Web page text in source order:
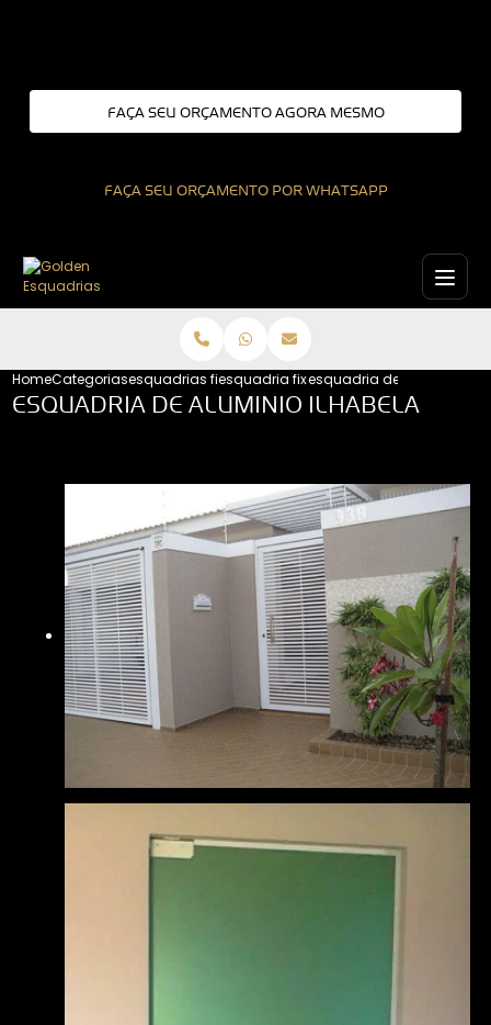
FAÇA SEU ORÇAMENTO AGORA MESMO
FAÇA SEU ORÇAMENTO POR WHATSAPP
HomeCategoriasesquadrias fixasesquadria fixa sao paulo
esquadria de aluminio
ESQUADRIA DE ALUMINIO ILHABELA